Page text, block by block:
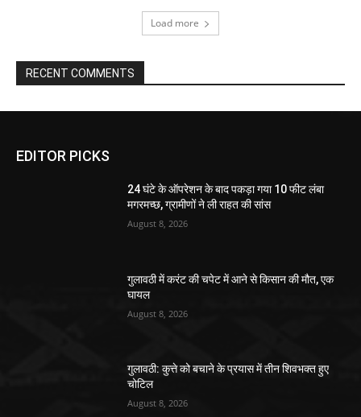
Load more
RECENT COMMENTS
EDITOR PICKS
24 घंटे के ऑपरेशन के बाद पकड़ा गया 10 फीट लंबा
मगरमच्छ, ग्रामीणों ने ली राहत की सांस
August 8, 2026
गुलावठी में करंट की चपेट में आने से किसान की मौत, एक
घायल
August 8, 2026
गुलावठी: कुत्ते को बचाने के प्रयास में तीन शिवभक्त हुए
चोटिल
August 8, 2026